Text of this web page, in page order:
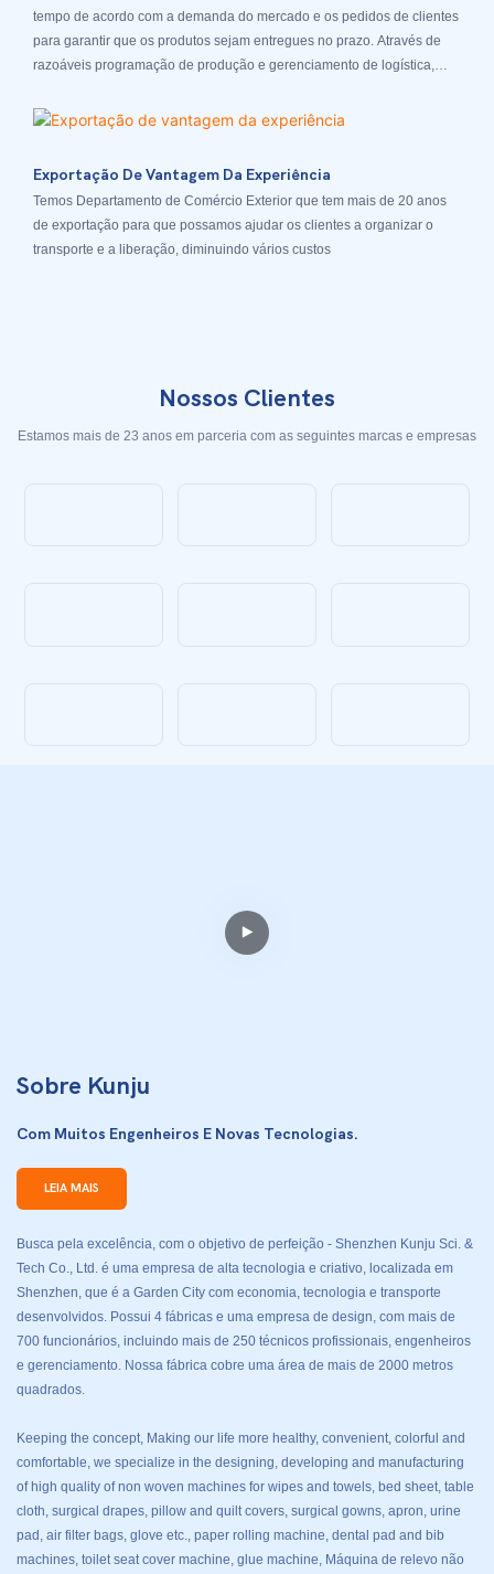
tempo de acordo com a demanda do mercado e os pedidos de clientes
para garantir que os produtos sejam entregues no prazo. Através de
razoáveis ​​programação de produção e gerenciamento de logística,
tempo hábil
Exportação De Vantagem Da Experiência
Temos Departamento de Comércio Exterior que tem mais de 20 anos
de exportação para que possamos ajudar os clientes a organizar o
transporte e a liberação, diminuindo vários custos
Nossos Clientes
Estamos mais de 23 anos em parceria com as seguintes marcas e empresas
Sobre Kunju
Com Muitos Engenheiros E Novas Tecnologias.
LEIA MAIS
Busca pela excelência, com o objetivo de perfeição - Shenzhen Kunju Sci. &
Tech Co., Ltd. é uma empresa de alta tecnologia e criativo, localizada em
Shenzhen, que é a Garden City com economia, tecnologia e transporte
desenvolvidos. Possui 4 fábricas e uma empresa de design, com mais de
700 funcionários, incluindo mais de 250 técnicos profissionais, engenheiros
e gerenciamento. Nossa fábrica cobre uma área de mais de 2000 metros
quadrados.
Keeping the concept, Making our life more healthy, convenient, colorful and
comfortable, we specialize in the designing, developing and manufacturing
of high quality of non woven machines for wipes and towels, bed sheet, table
cloth, surgical drapes, pillow and quilt covers, surgical gowns, apron, urine
pad, air filter bags, glove etc., paper rolling machine, dental pad and bib
machines, toilet seat cover machine, glue machine, Máquina de relevo não